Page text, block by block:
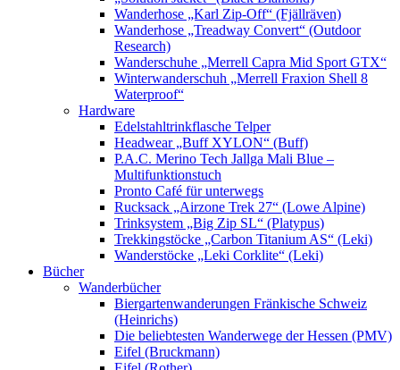
Wanderhose „Karl Zip-Off“ (Fjällräven)
Wanderhose „Treadway Convert“ (Outdoor
Research)
Wanderschuhe „Merrell Capra Mid Sport GTX“
Winterwanderschuh „Merrell Fraxion Shell 8
Waterproof“
Hardware
Edelstahltrinkflasche Telper
Headwear „Buff XYLON“ (Buff)
P.A.C. Merino Tech Jallga Mali Blue –
Multifunktionstuch
Pronto Café für unterwegs
Rucksack „Airzone Trek 27“ (Lowe Alpine)
Trinksystem „Big Zip SL“ (Platypus)
Trekkingstöcke „Carbon Titanium AS“ (Leki)
Wanderstöcke „Leki Corklite“ (Leki)
Bücher
Wanderbücher
Biergartenwanderungen Fränkische Schweiz
(Heinrichs)
Die beliebtesten Wanderwege der Hessen (PMV)
Eifel (Bruckmann)